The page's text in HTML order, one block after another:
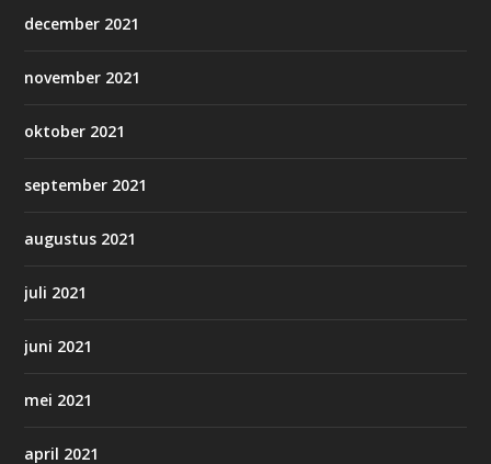
december 2021
november 2021
oktober 2021
september 2021
augustus 2021
juli 2021
juni 2021
mei 2021
april 2021